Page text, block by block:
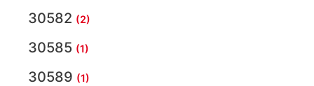
30582 (2)
30585 (1)
30589 (1)